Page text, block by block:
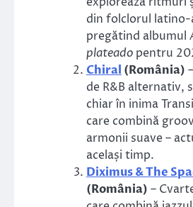
din folclorul latino-
pregătind albumul
plateado pentru
Chiral (România)
de R&B alternativ,
chiar în inima
care combină
armonii suave –
același timp.
Diximus & The
(România) –